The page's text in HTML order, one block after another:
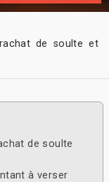
de soulte et
de soulte
à verser